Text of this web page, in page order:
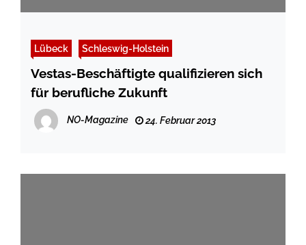
Lübeck Schleswig-Holstein
Vestas-Beschäftigte qualifizieren sich
für berufliche Zukunft
NO-Magazine 24. Februar 2013